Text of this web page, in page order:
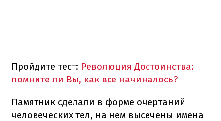
Пройдите тест: Революция Достоинства:
помните ли Вы, как все начиналось?
Памятник сделали в форме очертаний
человеческих тел, на нем высечены имена